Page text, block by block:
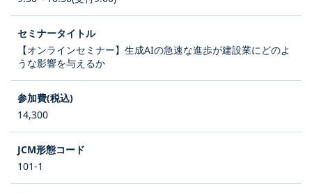
【オンラインセミナー】生成AIの急速な進歩が建設業にどのよ
うな影響を与えるか
14,300
101-1